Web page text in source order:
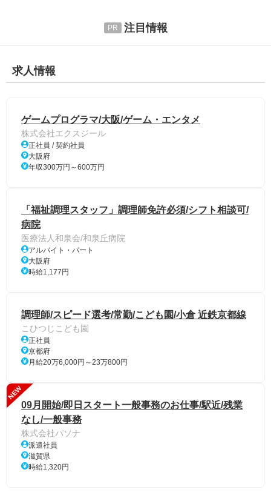
注目情報
求人情報
ゲームプログラマ/大阪/ゲーム・エンタメ
株式会社エクスジール
正社員 / 契約社員
大阪府
年収300万円～600万円
「福祉調理スタッフ」調理師免許必須/シフト相談可/
病院
医療法人和泉会/和泉丘病院
アルバイト・パート
大阪府
時給1,177円
調理師/スピード選考/常勤/こども園/小倉 近鉄京都線
こひつじこども園
正社員
京都府
月給20万6,000円～23万800円
NEW
09月開始/即日スタート一般事務のお仕事/駅近/残業
なし/一般事務
株式会社パソナ
派遣社員
滋賀県
時給1,320円